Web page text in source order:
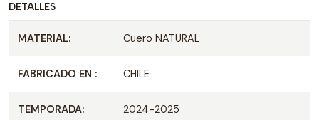
DETALLES
MATERIAL: Cuero NATURAL
FABRICADO EN : CHILE
TEMPORADA: 2024-2025